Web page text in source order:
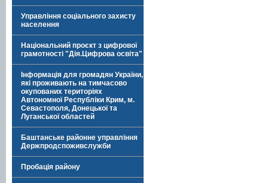
Управління соціального захисту
населення
Національний проєкт з цифрової
грамотності "Дія.Цифрова освіта"
Інформація для громадян України,
які проживають на тимчасово
окупованих територіях
Автономної Республіки Крим, м.
Севастополя, Донецької та
Луганської областей
Баштанське районне управління
Держпродспоживслужби
Пробація району